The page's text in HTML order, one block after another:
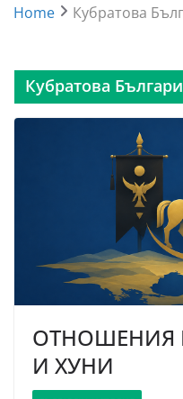
Home Кубратова
Кубратова
ОТНОШЕНИЯ
И ХУНИ